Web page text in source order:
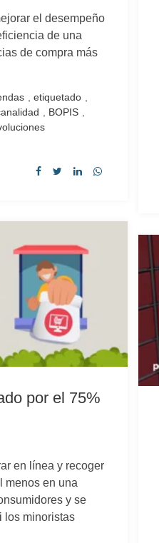
el desempeño
de una
de compra más
etiquetado
BOPIS
por el 75%
en línea y recoger
menos en una
y se
los minoristas